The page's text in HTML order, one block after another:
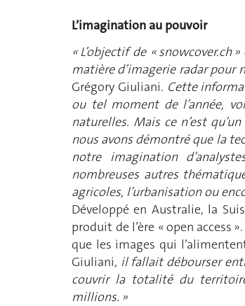
L’imagination au pouvoir
« L’objectif de «
matière d’imagerie radar pour
Grégory Giuliani. Cette
ou tel moment de l’année,
naturelles. Mais ce n’est
nous avons démontré que la
notre imagination
nombreuses autres
agricoles, l’urbanisation ou
Développé en Australie, la
produit de l’ère « open
que les images qui
Giuliani, il fallait débourser
couvrir la totalité du
millions. »